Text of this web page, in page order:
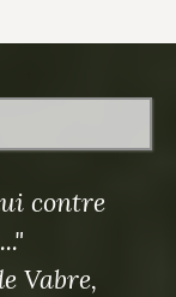
contre
Vabre,